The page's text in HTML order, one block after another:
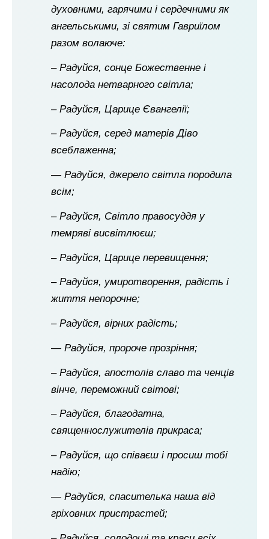
духовними, гарячими і сердечними як
ангельськими, зі святим Гавриїлом
разом волаюче:
– Радуйся, сонце Божественне і
насолода нетварного світла;
– Радуйся, Царице Євангелії;
– Радуйся, серед матерів Діво
всеблаженна;
— Радуйся, джерело світла породила
всім;
– Радуйся, Світло правосуддя у
темряві висвітлюєш;
– Радуйся, Царице перевищення;
– Радуйся, умиротворення, радість і
життя непорочне;
– Радуйся, вірних радість;
— Радуйся, пророче прозріння;
– Радуйся, апостолів славо та ченців
вінче, переможний світові;
– Радуйся, благодатна,
священнослужителів прикраса;
– Радуйся, що співаєш і просиш тобі
надію;
— Радуйся, спасителька наша від
гріховних пристрастей;